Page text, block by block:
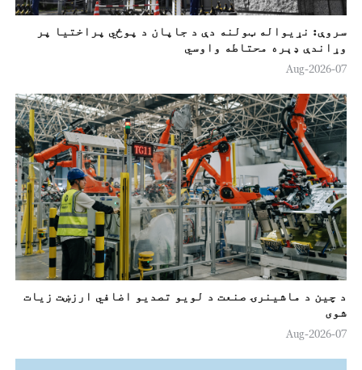
سروې: نړیواله ټولنه دې د جاپان د پوځي پراختیا پر
وړاندې ډېره محتاطه واوسي
07-Aug-2026
د چین د ماشینرۍ صنعت د لويو تصدیو اضافي ارزښت زيات
شوی
07-Aug-2026